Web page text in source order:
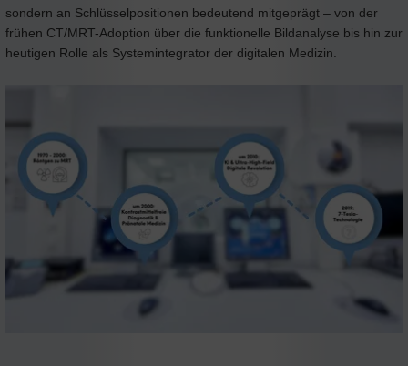
sondern an Schlüsselpositionen bedeutend mitgeprägt – von der
frühen CT/MRT-Adoption über die funktionelle Bildanalyse bis hin zur
heutigen Rolle als Systemintegrator der digitalen Medizin.